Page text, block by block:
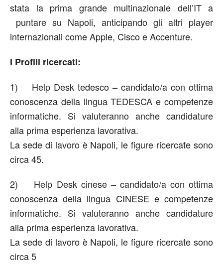
stata la prima grande multinazionale dell’IT a
puntare su Napoli, anticipando gli altri player
internazionali come Apple, Cisco e Accenture.
I Profili ricercati:
1) Help Desk tedesco – candidato/a con ottima
conoscenza della lingua TEDESCA e competenze
informatiche. Si valuteranno anche candidature
alla prima esperienza lavorativa.
La sede di lavoro è Napoli, le figure ricercate sono
circa 45.
2) Help Desk cinese – candidato/a con ottima
conoscenza della lingua CINESE e competenze
informatiche. Si valuteranno anche candidature
alla prima esperienza lavorativa.
La sede di lavoro è Napoli, le figure ricercate sono
circa 5